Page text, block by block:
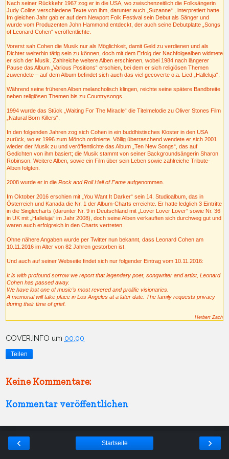
Nach seiner Rückkehr 1967 zog er in die USA, wo zwischenzeitlich die Folksängerin
Judy Colins verschiedene Texte von ihm, darunter auch „Suzanne“ , interpretiert hatte.
Im gleichen Jahr gab er auf dem Newport Folk Festival sein Debut als Sänger und
wurde vom Produzenten John Hammond entdeckt, der auch seine Debutplatte „Songs
of Leonard Cohen“ veröffentlichte.
Vorerst sah Cohen die Musik nur als Möglichkeit, damit Geld zu verdienen und als
Dichter weiterhin tätig sein zu können, doch mit dem Erfolg der Nachfolgealben widmete
er sich der Musik. Zahlreiche weitere Alben erschienen, wobei 1984 nach längerer
Pause das Album „Various Positions“ erschien, bei dem er sich religiösen Themen
zuwendete – auf dem Album befindet sich auch das viel gecoverte o.a. Lied „Halleluja“.
Während seine früheren Alben melancholisch klingen, reichte seine spätere Bandbreite
neben religiösen Themen bis zu Countrysongs.
1994 wurde das Stück „Waiting For The Miracle“ die Titelmelodie zu Oliver Stones Film
„Natural Born Killers“.
In den folgenden Jahren zog sich Cohen in ein buddhistisches Kloster in den USA
zurück, wo er 1996 zum Mönch ordinierte. Völlig überraschend wendete er sich 2001
wieder der Musik zu und veröffentlichte das Album „Ten New Songs“, das auf
Gedichten von ihm basiert; die Musik stammt von seiner Backgroundsängerin Sharon
Robinson. Weitere Alben, sowie ein Film über sein Leben sowie zahlreiche Tribute-
Alben folgten.
2008 wurde er in die Rock and Roll Hall of Fame aufgenommen.
Im Oktober 2016 erschien mit „You Want It Darker“ sein 14. Studioalbum, das in
Österreich und Kanada die Nr. 1 der Album-Charts erreichte. Er hatte ledglich 3 Eintritte
in die Singlecharts (darunter Nr. 9 in Deutschland mit „Lover Lover Lover“ sowie Nr. 36
in UK mit „Halleluja“ im Jahr 2008), doch seine Alben verkauften sich durchweg gut und
waren auch erfolgreich in den Charts vertreten.
Ohne nähere Angaben wurde per Twitter nun bekannt, dass Leonard Cohen am
10.11.2016 im Alter von 82 Jahren gestorben ist.
Und auch auf seiner Webseite findet sich nur folgender Eintrag vom 10.11.2016:
It is with profound sorrow we report that legendary poet, songwriter and artist, Leonard
Cohen has passed away.
We have lost one of music’s most revered and prolific visionaries.
A memorial will take place in Los Angeles at a later date. The family requests privacy
during their time of grief.
Herbert Zach
COVER.INFO um 00:00
Teilen
Keine Kommentare:
Kommentar veröffentlichen
‹ ›
Startseite